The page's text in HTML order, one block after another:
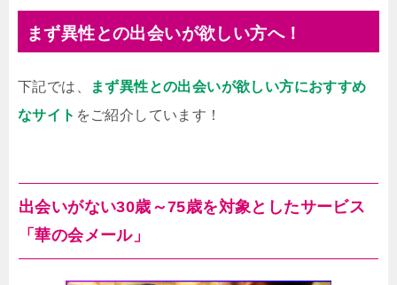
まず異性との出会いが欲しい方へ！
下記では、
まず異性との出会いが欲しい方におすすめ
なサイト をご紹介しています！
出会いがない30歳～75歳を対象としたサービス
「華の会メール」